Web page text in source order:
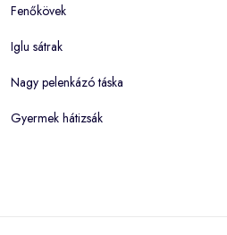
Fenőkövek
Iglu sátrak
Nagy pelenkázó táska
Gyermek hátizsák